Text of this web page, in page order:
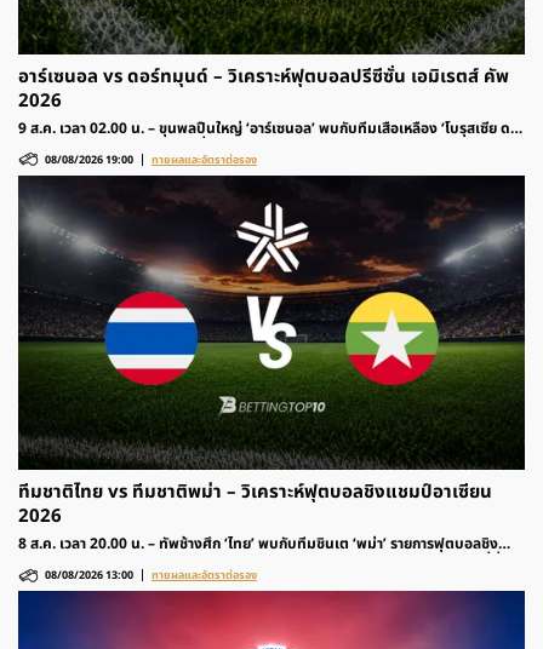
อาร์เซนอล vs ดอร์ทมุนด์ – วิเคราะห์ฟุตบอลปรีซีซั่น เอมิเรตส์ คัพ
2026
9 ส.ค. เวลา 02.00 น. – ขุนพลปืนใหญ่ ‘อาร์เซนอล’ พบกับทีมเสือเหลือง ‘โบรุสเซีย ด
อัตราต่อรองได้ที่นี่
08/08/2026 19:00 ทายผลและอัตราต่อรอง
ทีมชาติไทย vs ทีมชาติพม่า – วิเคราะห์ฟุตบอลชิงแชมป์อาเซียน
2026
8 ส.ค. เวลา 20.00 น. – ทัพช้างศึก ‘ไทย’ พบกับทีมชินเต ‘พม่า’ รายการฟุตบอลชิง
08/08/2026 13:00 ทายผลและอัตราต่อรอง